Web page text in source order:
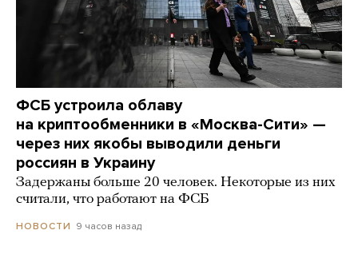
ФСБ устроила облаву
на криптообменники в «Москва-Сити» —
через них якобы выводили деньги
россиян в Украину
Задержаны больше 20 человек. Некоторые из них
считали, что работают на ФСБ
НОВОСТИ 9 часов назад